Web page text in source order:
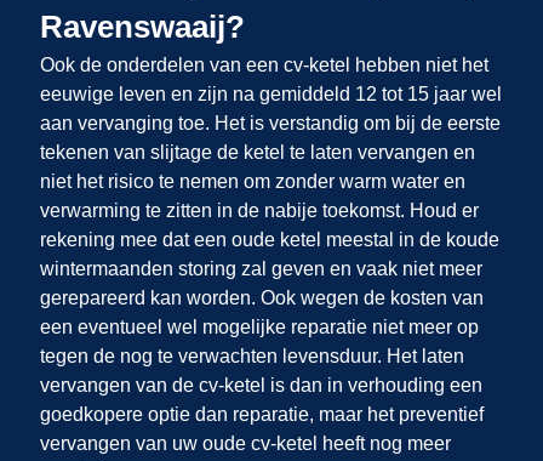
Ravenswaaij?
Ook de onderdelen van een cv-ketel hebben niet het
eeuwige leven en zijn na gemiddeld 12 tot 15 jaar wel
aan vervanging toe. Het is verstandig om bij de eerste
tekenen van slijtage de ketel te laten vervangen en
niet het risico te nemen om zonder warm water en
verwarming te zitten in de nabije toekomst. Houd er
rekening mee dat een oude ketel meestal in de koude
wintermaanden storing zal geven en vaak niet meer
gerepareerd kan worden. Ook wegen de kosten van
een eventueel wel mogelijke reparatie niet meer op
tegen de nog te verwachten levensduur. Het laten
vervangen van de cv-ketel is dan in verhouding een
goedkopere optie dan reparatie, maar het preventief
vervangen van uw oude cv-ketel heeft nog meer